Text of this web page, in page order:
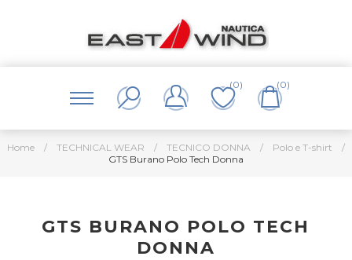
(0) (0)
Home / TECHNICAL WEAR / TECNICO DONNA / Polo e T-shirt
/
GTS Burano Polo Tech Donna
GTS BURANO POLO TECH
DONNA